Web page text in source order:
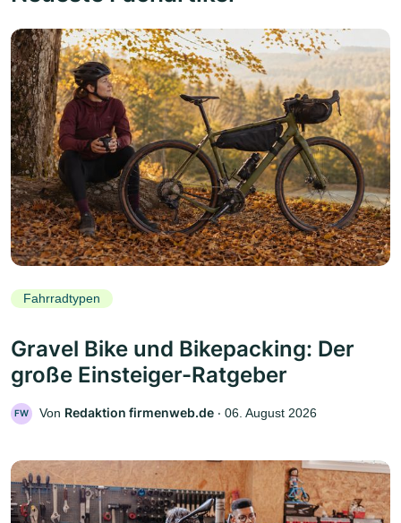
Fahrradtypen
Gravel Bike und Bikepacking: Der
große Einsteiger-Ratgeber
FW Von Redaktion firmenweb.de ‧ 06. August 2026